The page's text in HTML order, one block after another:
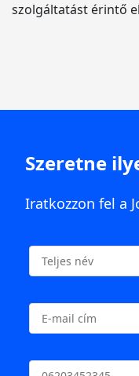
szolgáltatást érintő
Szeretne
Iratkozzon fel a